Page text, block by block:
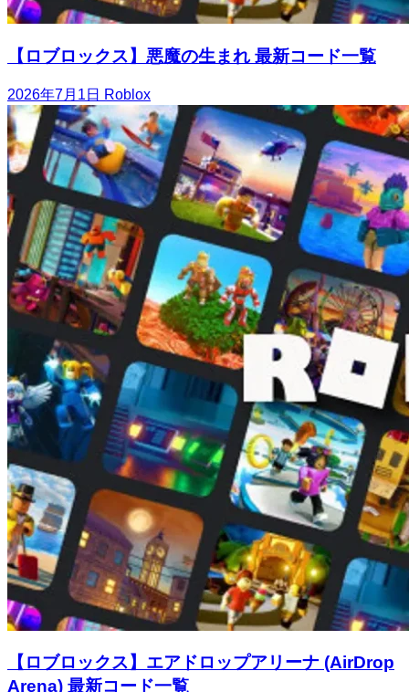
【ロブロックス】悪魔の生まれ 最新コード一覧
2026年7月1日 Roblox
【ロブロックス】エアドロップアリーナ (AirDrop
Arena) 最新コード一覧